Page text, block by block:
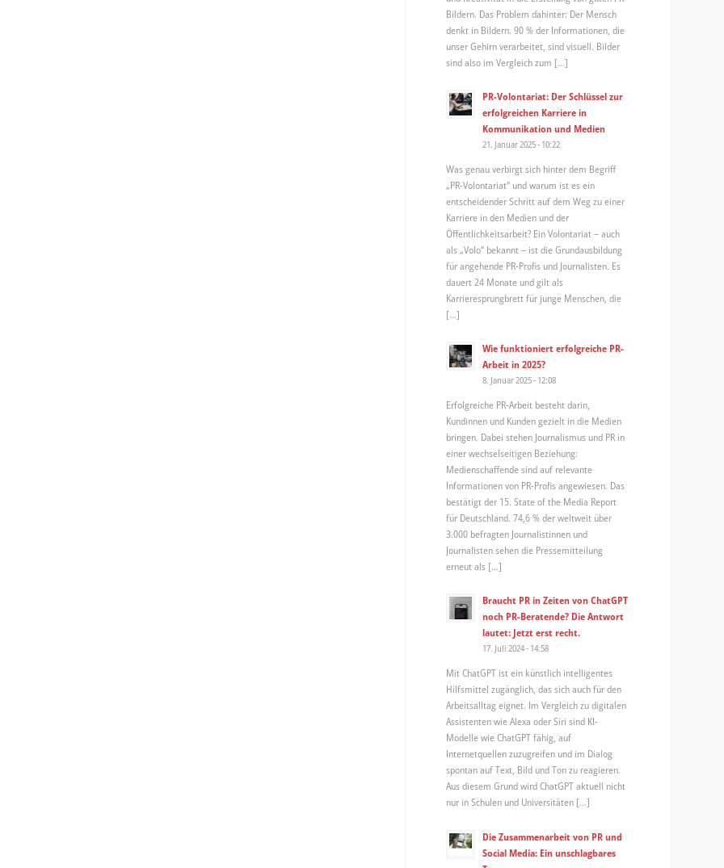
Bildern. Das Problem dahinter: Der Mensch
denkt in Bildern. 90 % der Informationen, die
unser Gehirn verarbeitet, sind visuell. Bilder
sind also im Vergleich zum […]
PR-Volontariat: Der Schlüssel zur
erfolgreichen Karriere in
Kommunikation und Medien
21. Januar 2025 - 10:22
Was genau verbirgt sich hinter dem Begriff
„PR-Volontariat“ und warum ist es ein
entscheidender Schritt auf dem Weg zu einer
Karriere in den Medien und der
Öffentlichkeitsarbeit? Ein Volontariat – auch
als „Volo“ bekannt – ist die Grundausbildung
für angehende PR-Profis und Journalisten. Es
dauert 24 Monate und gilt als
Karrieresprungbrett für junge Menschen, die
[…]
Wie funktioniert erfolgreiche PR-
Arbeit in 2025?
8. Januar 2025 - 12:08
Erfolgreiche PR-Arbeit besteht darin,
Kundinnen und Kunden gezielt in die Medien
bringen. Dabei stehen Journalismus und PR in
einer wechselseitigen Beziehung:
Medienschaffende sind auf relevante
Informationen von PR-Profis angewiesen. Das
bestätigt der 15. State of the Media Report
für Deutschland. 74,6 % der weltweit über
3.000 befragten Journalistinnen und
Journalisten sehen die Pressemitteilung
erneut als […]
Braucht PR in Zeiten von ChatGPT
noch PR-Beratende? Die Antwort
lautet: Jetzt erst recht.
17. Juli 2024 - 14:58
Mit ChatGPT ist ein künstlich intelligentes
Hilfsmittel zugänglich, das sich auch für den
Arbeitsalltag eignet. Im Vergleich zu digitalen
Assistenten wie Alexa oder Siri sind KI-
Modelle wie ChatGPT fähig, auf
Internetquellen zuzugreifen und im Dialog
spontan auf Text, Bild und Ton zu reagieren.
Aus diesem Grund wird ChatGPT aktuell nicht
nur in Schulen und Universitäten […]
Die Zusammenarbeit von PR und
Social Media: Ein unschlagbares